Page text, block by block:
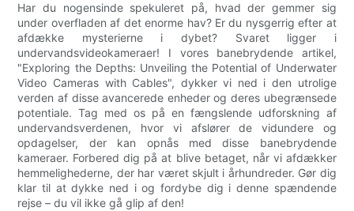
Har du nogensinde spekuleret på, hvad der gemmer sig
under overfladen af det enorme hav? Er du nysgerrig efter at
afdække mysterierne i dybet? Svaret ligger i
undervandsvideokameraer! I vores banebrydende artikel,
"Exploring the Depths: Unveiling the Potential of Underwater
Video Cameras with Cables", dykker vi ned i den utrolige
verden af disse avancerede enheder og deres ubegrænsede
potentiale. Tag med os på en fængslende udforskning af
undervandsverdenen, hvor vi afslører de vidundere og
opdagelser, der kan opnås med disse banebrydende
kameraer. Forbered dig på at blive betaget, når vi afdækker
hemmelighederne, der har været skjult i århundreder. Gør dig
klar til at dykke ned i og fordybe dig i denne spændende
rejse – du vil ikke gå glip af den!